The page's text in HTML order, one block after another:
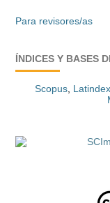
Para revisores/as
ÍNDICES Y BASES
Scopus, Latindex